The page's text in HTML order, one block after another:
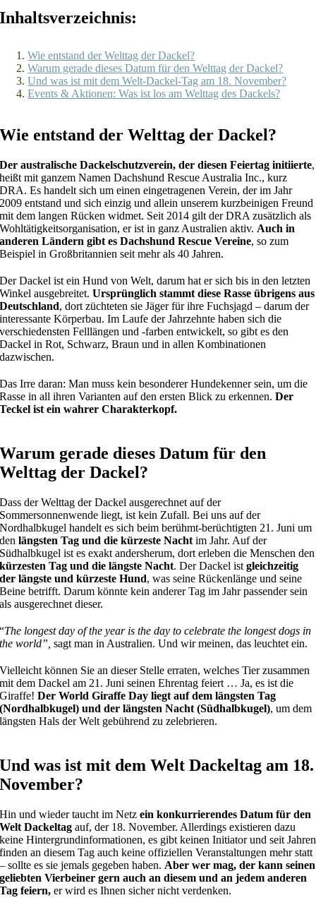
Inhaltsverzeichnis:
Wie entstand der Welttag der Dackel?
Warum gerade dieses Datum für den Welttag der Dackel?
Und was ist mit dem Welt-Dackel-Tag am 18. November?
Events & Aktionen: Was ist los am Welttag des Dackels?
Wie entstand der Welttag der Dackel?
Der australische Dackelschutzverein, der diesen Feiertag initiierte,
heißt mit ganzem Namen Dachshund Rescue Australia Inc., kurz
DRA. Es handelt sich um einen eingetragenen Verein, der im Jahr
2009 entstand und sich einzig und allein unserem kurzbeinigen Freund
mit dem langen Rücken widmet. Seit 2014 gilt der DRA zusätzlich als
Wohltätigkeitsorganisation, er ist in ganz Australien aktiv. Auch in
anderen Ländern gibt es Dachshund Rescue Vereine, so zum
Beispiel in Großbritannien seit mehr als 40 Jahren.
Der Dackel ist ein Hund von Welt, darum hat er sich bis in den letzten
Winkel ausgebreitet.Ursprünglich stammt diese Rasse übrigens aus
Deutschland, dort züchteten sie Jäger für ihre Fuchsjagd – darum der
interessante Körperbau. Im Laufe der Jahrzehnte haben sich die
verschiedensten Felllängen und -farben entwickelt, so gibt es den
Dackel in Rot, Schwarz, Braun und in allen Kombinationen
dazwischen.
Das Irre daran: Man muss kein besonderer Hundekenner sein, um die
Rasse in all ihren Varianten auf den ersten Blick zu erkennen.Der
Teckel ist ein wahrer Charakterkopf.
Warum gerade dieses Datum für den
Welttag der Dackel?
Dass der Welttag der Dackel ausgerechnet auf der
Sommersonnenwende liegt, ist kein Zufall. Bei uns auf der
Nordhalbkugel handelt es sich beim berühmt-berüchtigten 21. Juni um
denlängsten Tag und die kürzeste Nacht im Jahr. Auf der
Südhalbkugel ist es exakt andersherum, dort erleben die Menschen den
kürzesten Tag und die längste Nacht. Der Dackel istgleichzeitig
der längste und kürzeste Hund, was seine Rückenlänge und seine
Beine betrifft. Darum könnte kein anderer Tag im Jahr passender sein
als ausgerechnet dieser.
“The longest day of the year is the day to celebrate the longest dogs in
the world”,sagt man in Australien. Und wir meinen, das leuchtet ein.
Vielleicht können Sie an dieser Stelle erraten, welches Tier zusammen
mit dem Dackel am 21. Juni seinen Ehrentag feiert … Ja, es ist die
Giraffe!Der World Giraffe Day liegt auf dem längsten Tag
(Nordhalbkugel) und der längsten Nacht (Südhalbkugel), um dem
längsten Hals der Welt gebührend zu zelebrieren.
Und was ist mit dem Welt Dackeltag am 18.
November?
Hin und wieder taucht im Netzein konkurrierendes Datum für den
Welt Dackeltag auf, der 18. November. Allerdings existieren dazu
keine Hintergrundinformationen, es gibt keinen Initiator und seit Jahren
finden an diesem Tag auch keine offiziellen Veranstaltungen mehr statt
– sollte es sie jemals gegeben haben. Aber wer mag, der kann seinen
geliebten Vierbeiner gern auch an diesem und an jedem anderen
Tag feiern, er wird es Ihnen sicher nicht verdenken.